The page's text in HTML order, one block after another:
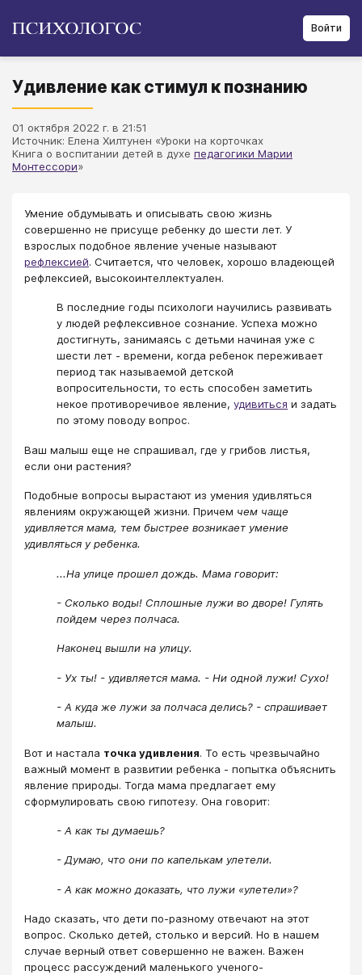
Войти
Удивление как стимул к познанию
01 октября 2022 г. в 21:51
Источник: Елена Хилтунен «Уроки на корточках
Книга о воспитании детей в духе педагогики Марии
Монтессори»
​Умение обдумывать и описывать свою жизнь
совершенно не присуще ребенку до шести лет. У
взрослых подобное явление ученые называют
рефлексией. Считается, что человек, хорошо владеющей
рефлексией, высокоинтеллектуален.
В последние годы психологи научились развивать
у людей рефлексивное сознание. Успеха можно
достигнуть, занимаясь с детьми начиная уже с
шести лет - времени, когда ребенок переживает
период так называемой детской
вопросительности, то есть способен заметить
некое противоречивое явление, удивиться и задать
по этому поводу вопрос.
​​​​​​​Ваш малыш еще не спрашивал, где у грибов листья,
если они растения?
Подобные вопросы вырастают из умения удивляться
явлениям окружающей жизни. Причем чем чаще
удивляется мама, тем быстрее возникает умение
удивляться у ребенка.
...На улице прошел дождь. Мама говорит:
- Сколько воды! Сплошные лужи во дворе! Гулять
пойдем через полчаса.
Наконец вышли на улицу.
- Ух ты! - удивляется мама. - Ни одной лужи! Сухо!
- А куда же лужи за полчаса делись? - спрашивает
малыш.
Вот и настала точка удивления. То есть чрезвычайно
важный момент в развитии ребенка - попытка объяснить
явление природы. Тогда мама предлагает ему
сформулировать свою гипотезу. Она говорит:
- А как ты думаешь?
- Думаю, что они по капелькам улетели.
- А как можно доказать, что лужи «улетели»?
Надо сказать, что дети по-разному отвечают на этот
вопрос. Сколько детей, столько и версий. Но в нашем
случае верный ответ совершенно не важен. Важен
процесс рассуждений маленького ученого-